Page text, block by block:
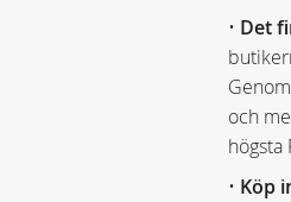
• Det
och
• Köp